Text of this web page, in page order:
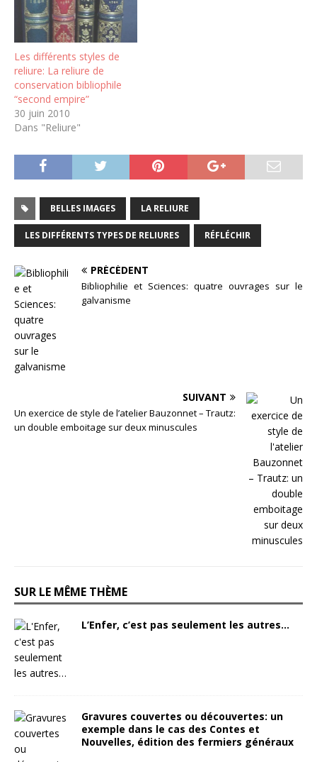
Les différents styles de
reliure: La reliure de
conservation bibliophile
“second empire”
30 juin 2010
Dans "Reliure"
BELLES IMAGES LA RELIURE
LES DIFFÉRENTS TYPES DE RELIURES RÉFLÉCHIR
PRÉCÉDENT
Bibliophilie et Sciences: quatre ouvrages sur le
galvanisme
SUIVANT
Un exercice de style de l’atelier Bauzonnet – Trautz:
un double emboitage sur deux minuscules
SUR LE MÊME THÈME
L’Enfer, c’est pas seulement les autres…
Gravures couvertes ou découvertes: un
exemple dans le cas des Contes et
Nouvelles, édition des fermiers généraux